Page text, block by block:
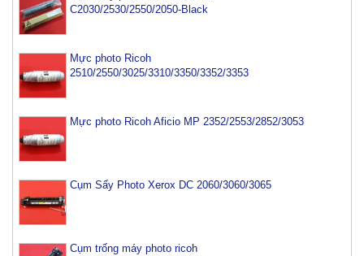
C2030/2530/2550/2050-Black
Mực photo Ricoh
2510/2550/3025/3310/3350/3352/3353
Mực photo Ricoh Aficio MP 2352/2553/2852/3053
Cụm Sấy Photo Xerox DC 2060/3060/3065
Cụm trống máy photo ricoh